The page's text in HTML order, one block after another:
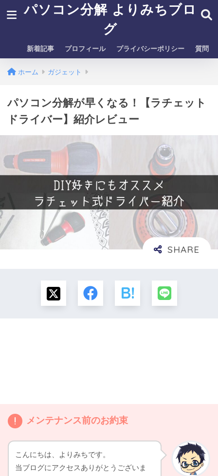
パソコン分解 よりみちブロ
グ
新着記事 プロフィール プライバシーポリシー 質問
ホーム ガジェット
パソコン分解が早くなる！【ラチェット
ドライバー】紹介レビュー
メンテナンス前のお約束
こんにちは、よりみちです。
当ブログにアクセスありがとうございま